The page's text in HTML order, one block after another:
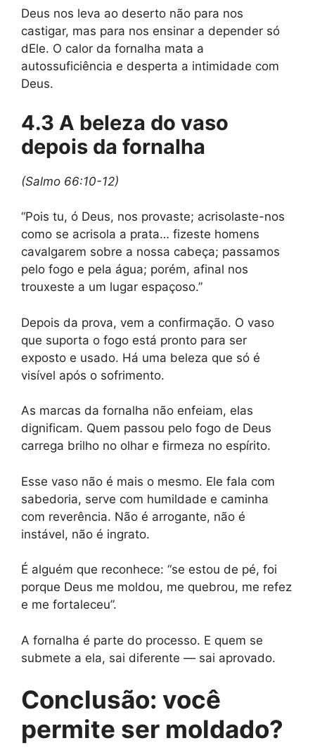
Deus nos leva ao deserto não para nos
castigar, mas para nos ensinar a depender só
dEle. O calor da fornalha mata a
autossuficiência e desperta a intimidade com
Deus.
4.3 A beleza do vaso
depois da fornalha
(Salmo 66:10-12)
“Pois tu, ó Deus, nos provaste; acrisolaste-nos
como se acrisola a prata… fizeste homens
cavalgarem sobre a nossa cabeça; passamos
pelo fogo e pela água; porém, afinal nos
trouxeste a um lugar espaçoso.”
Depois da prova, vem a confirmação. O vaso
que suporta o fogo está pronto para ser
exposto e usado. Há uma beleza que só é
visível após o sofrimento.
As marcas da fornalha não enfeiam, elas
dignificam. Quem passou pelo fogo de Deus
carrega brilho no olhar e firmeza no espírito.
Esse vaso não é mais o mesmo. Ele fala com
sabedoria, serve com humildade e caminha
com reverência. Não é arrogante, não é
instável, não é ingrato.
É alguém que reconhece: “se estou de pé, foi
porque Deus me moldou, me quebrou, me refez
e me fortaleceu”.
A fornalha é parte do processo. E quem se
submete a ela, sai diferente — sai aprovado.
Conclusão: você
permite ser moldado?